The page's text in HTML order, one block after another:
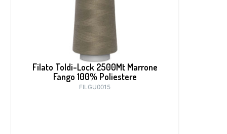
Filato Toldi-Lock 2500Mt Marrone
Fango 100% Poliestere
FILGU0015